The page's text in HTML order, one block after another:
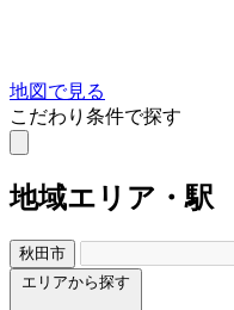
地図で見る
こだわり条件で探す
地域エリア・駅
秋田市
エリアから探す